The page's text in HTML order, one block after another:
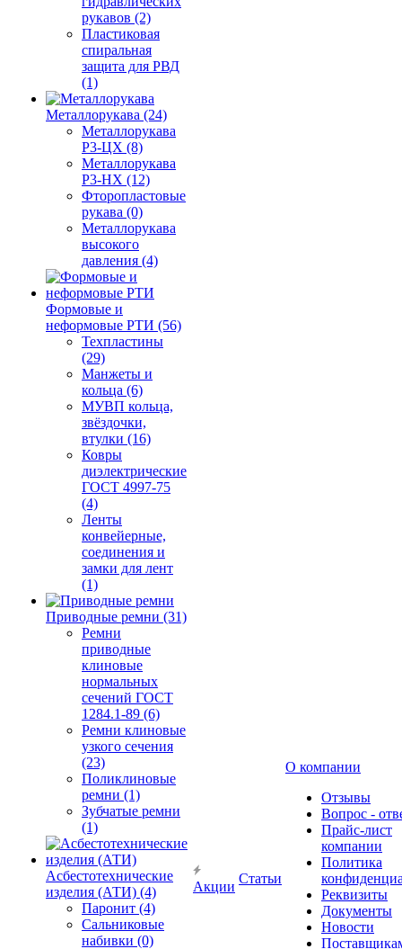
рукавов (2)
Пластиковая
спиральная
защита для РВД
(1)
Металлорукава (24)
Металлорукава
Р3-ЦХ (8)
Металлорукава
Р3-НХ (12)
Фторопластовые
рукава (0)
Металлорукава
высокого
давления (4)
Формовые и
неформовые РТИ (56)
Техпластины
(29)
Манжеты и
кольца (6)
МУВП кольца,
звёздочки,
втулки (16)
Ковры
диэлектрические
ГОСТ 4997-75
(4)
Ленты
конвейерные,
соединения и
замки для лент
(1)
Приводные ремни (31)
Ремни
приводные
клиновые
нормальных
сечений ГОСТ
1284.1-89 (6)
Ремни клиновые
узкого сечения
(23)
Поликлиновые
ремни (1)
Зубчатые ремни
(1)
Асбестотехнические
изделия (АТИ) (4)
Паронит (4)
Сальниковые
набивки (0)
Акции
Статьи
О компании
Отзывы
Вопрос -
Прайс-лист
компании
Политика
Реквизиты
Документы
Новости